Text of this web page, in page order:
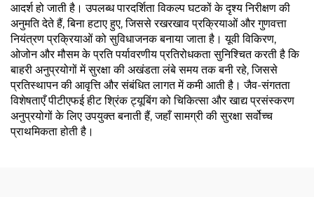
आदर्श हो जाती है। उपलब्ध पारदर्शिता विकल्प घटकों के दृश्य निरीक्षण की
अनुमति देते हैं, बिना हटाए हुए, जिससे रखरखाव प्रक्रियाओं और गुणवत्ता
नियंत्रण प्रक्रियाओं को सुविधाजनक बनाया जाता है। यूवी विकिरण,
ओजोन और मौसम के प्रति पर्यावरणीय प्रतिरोधकता सुनिश्चित करती है कि
बाहरी अनुप्रयोगों में सुरक्षा की अखंडता लंबे समय तक बनी रहे, जिससे
प्रतिस्थापन की आवृत्ति और संबंधित लागत में कमी आती है। जैव-संगतता
विशेषताएँ पीटीएफई हीट श्रिंक ट्यूबिंग को चिकित्सा और खाद्य प्रसंस्करण
अनुप्रयोगों के लिए उपयुक्त बनाती हैं, जहाँ सामग्री की सुरक्षा सर्वोच्च
प्राथमिकता होती है।